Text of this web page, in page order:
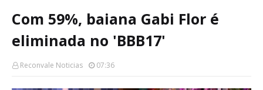
Com 59%, baiana Gabi Flor é
eliminada no 'BBB17'
Reconvale Noticias 07:36